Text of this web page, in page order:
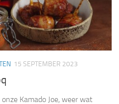
15 SEPTEMBER 2023
Kamado Joe, weer wat